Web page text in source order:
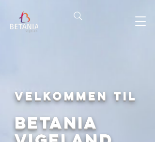
Velkommen til
Betania